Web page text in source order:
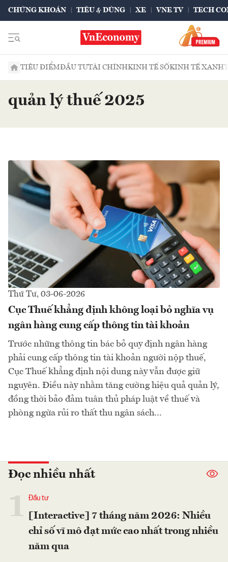
CHỨNG KHOÁN TIÊU & DÙNG XE VNE TV TECH
TIÊU ĐIỂMĐẦU TƯTÀI CHÍNHKINH TẾ SỐKINH TẾ XANH
quản lý thuế 2025
Thứ Tư, 03-06-2026
Cục Thuế khẳng định không loại bỏ nghĩa vụ
ngân hàng cung cấp thông tin tài khoản
Trước những thông tin bác bỏ quy định ngân hàng
phải cung cấp thông tin tài khoản người nộp thuế,
Cục Thuế khẳng định nội dung này vẫn được giữ
nguyên. Điều này nhằm tăng cường hiệu quả quản lý,
đồng thời bảo đảm tuân thủ pháp luật về thuế và
phòng ngừa rủi ro thất thu ngân sách...
Đọc nhiều nhất
Đầu tư
[Interactive] 7 tháng năm 2026: Nhiều
chỉ số vĩ mô đạt mức cao nhất trong nhiều
năm qua